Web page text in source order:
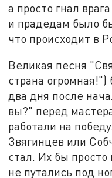
а просто гнал
и прадедам было
что происходит в
Великая песня
страна
два дня после
вы?" перед
работали на
Звягинцев или
стал. Их бы просто
не путались под